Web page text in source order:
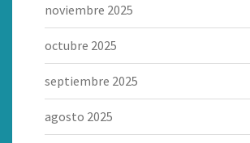
noviembre 2025
octubre 2025
septiembre 2025
agosto 2025